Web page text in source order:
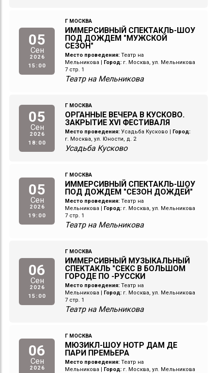
05
Сен
2026
15:00
Г МОСКВА
ИММЕРСИВНЫЙ СПЕКТАКЛЬ-ШОУ
ПОД ДОЖДЕМ "МУЖСКОЙ
СЕЗОН"
Место проведения: Театр на
Мельникова
Город: г. Москва, ул. Мельникова
7 стр. 1
Театр на Мельникова
05
Сен
2026
18:00
Г МОСКВА
ОРГАННЫЕ ВЕЧЕРА В КУСКОВО.
ЗАКРЫТИЕ XVI ФЕСТИВАЛЯ
Место проведения: Усадьба Кусково
Город:
г. Москва, ул. Юности, д. 2
Усадьба Кусково
05
Сен
2026
19:00
Г МОСКВА
ИММЕРСИВНЫЙ СПЕКТАКЛЬ-ШОУ
ПОД ДОЖДЕМ "СЕЗОН ДОЖДЕЙ"
Место проведения: Театр на
Мельникова
Город: г. Москва, ул. Мельникова
7 стр. 1
Театр на Мельникова
06
Сен
2026
15:00
Г МОСКВА
ИММЕРСИВНЫЙ МУЗЫКАЛЬНЫЙ
СПЕКТАКЛЬ "СЕКС В БОЛЬШОМ
ГОРОДЕ ПО -РУССКИ
Место проведения: Театр на
Мельникова
Город: г. Москва, ул. Мельникова
7 стр. 1
Театр на Мельникова
06
Сен
2026
Г МОСКВА
МЮЗИКЛ-ШОУ НОТР ДАМ ДЕ
ПАРИ ПРЕМЬЕРА
Место проведения: Театр на
Мельникова
Город: г. Москва, ул. Мельникова